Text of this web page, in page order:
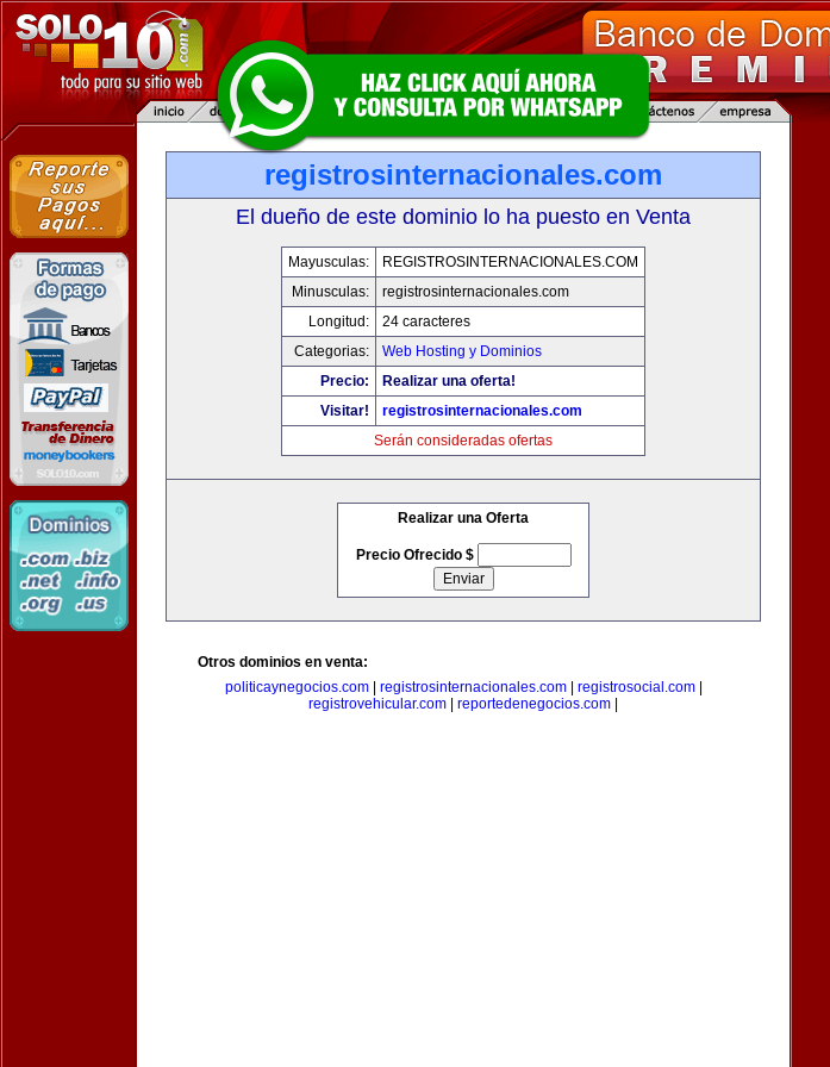
registrosinternacionales.com
El dueño de este dominio lo ha puesto en Venta
Mayusculas:
REGISTROSINTERNACIONALES.COM
Minusculas:
registrosinternacionales.com
Longitud:
24 caracteres
Categorias:
Web Hosting y Dominios
Precio:
Realizar una oferta!
Visitar!
registrosinternacionales.com
Serán consideradas ofertas
Realizar una Oferta
Precio Ofrecido $
Otros dominios en venta:
politicaynegocios.com| registrosinternacionales.com| registrosocial.com|
registrovehicular.com
reportedenegocios.com